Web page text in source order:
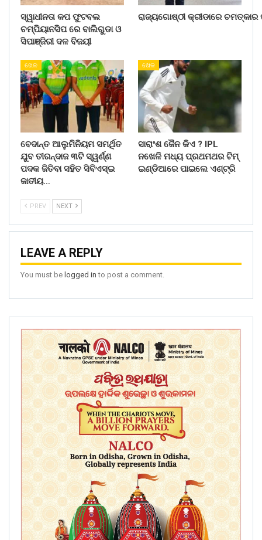
ସ୍ୱାଧୀନତା କପ ଫୁଟବଲ
ଚମ୍ପିୟାନସିପ ରେ ବାଲିଗୁଡା ଓ
ସିପାଞ୍ଜିରୀ ଦଳ ବିଜୟୀ
ରାଜ୍ୟଗୋଷ୍ଠୀ କ୍ରୀଡାରେ
ଖେଳ
ବେଦାନ୍ତ ଆଲୁମିନିୟମ ସମର୍ଥିତ
ଯୁବ ତୀରନ୍ଦାଜ ୩ଟି ସ୍ୱର୍ଣ୍ଣ
ପଦକ ଜିତିବା ସହିତ ସିବିଏସ୍ଇ
ଜାତୀୟ…
ଖେଳ
ସାରାଂଶ ଜୈନ କିଏ ? IPL
ନଖେଳି ମଧ୍ୟ ପ୍ରଥମଥର ଟିମ୍
ଇଣ୍ଡିଆରେ ପାଇଲେ ଏଣ୍ଟ୍ରି
PREV NEXT
LEAVE A REPLY
You must be logged in to post a comment.